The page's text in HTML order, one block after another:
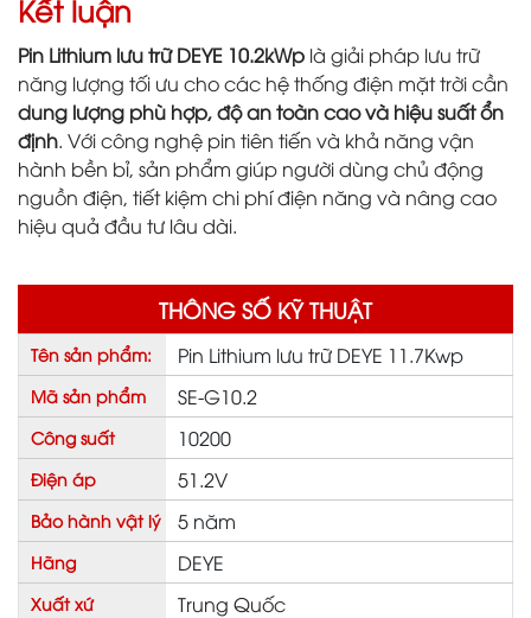
Kết luận
Pin Lithium lưu trữ DEYE 10.2kWp là giải pháp lưu trữ
năng lượng tối ưu cho các hệ thống điện mặt trời cần
dung lượng phù hợp, độ an toàn cao và hiệu suất ổn
định. Với công nghệ pin tiên tiến và khả năng vận
hành bền bỉ, sản phẩm giúp người dùng chủ động
nguồn điện, tiết kiệm chi phí điện năng và nâng cao
hiệu quả đầu tư lâu dài.
THÔNG SỐ KỸ THUẬT
Tên sản phẩm: Pin Lithium lưu trữ DEYE 11.7Kwp
Mã sản phẩm SE-G10.2
Công suất 10200
Điện áp 51.2V
Bảo hành vật lý 5 năm
Hãng DEYE
Xuất xứ Trung Quốc